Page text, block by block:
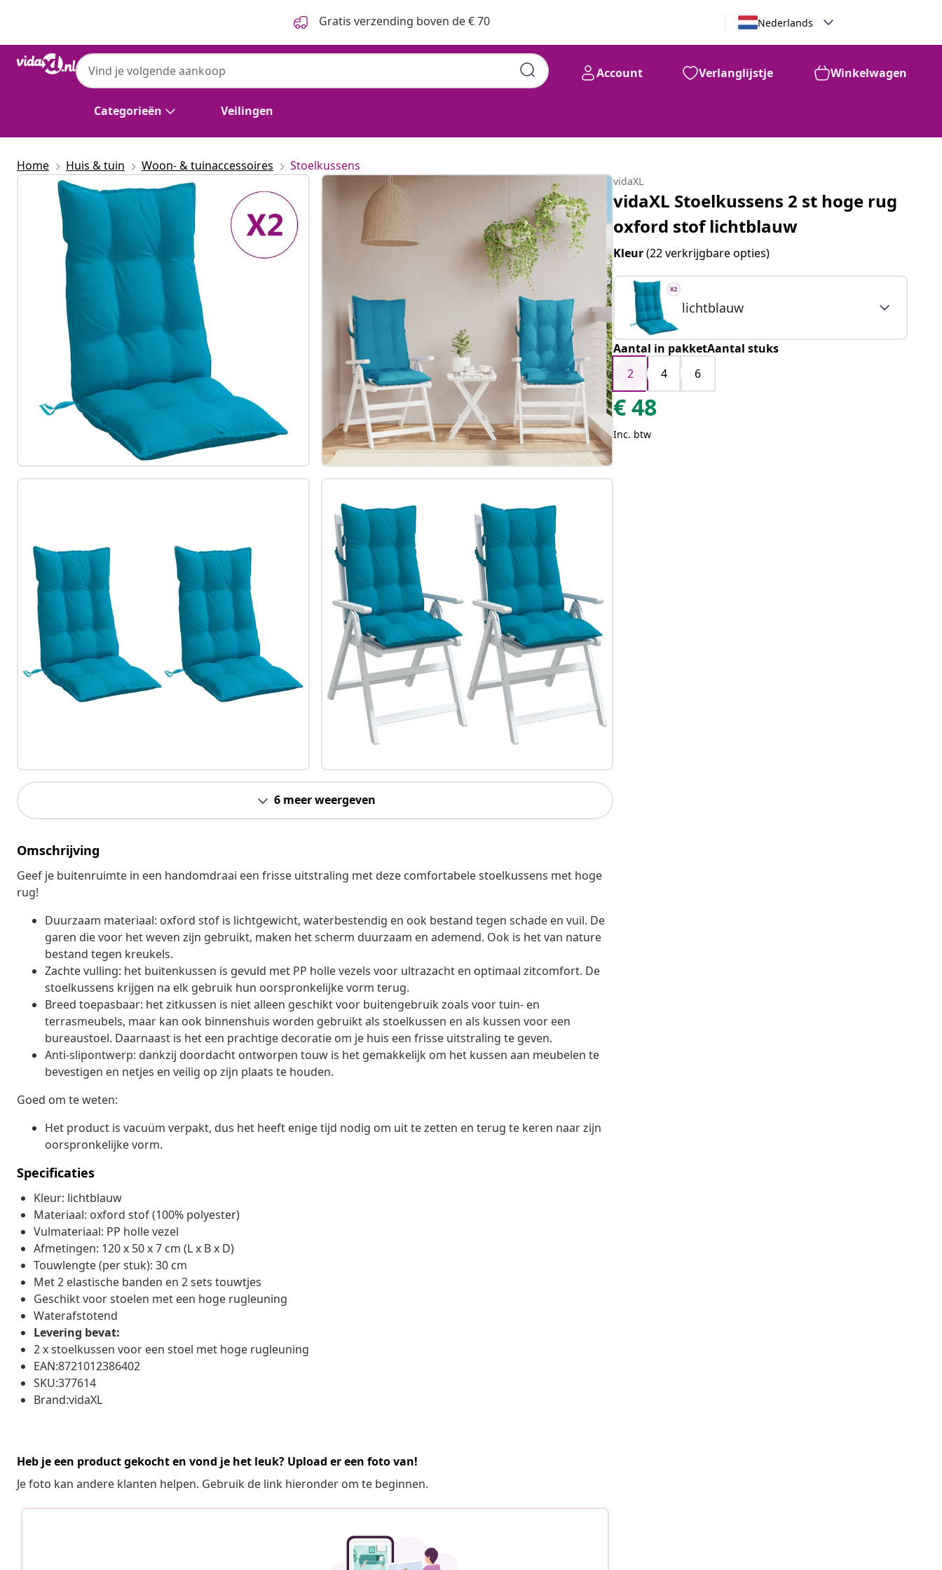
Gratis verzending boven de € 70 Nederlands
Categorieën Veilingen
Account Verlanglijstje Winkelwagen
Home Huis & tuin Woon- & tuinaccessoires Stoelkussens
6 meer weergeven
Omschrijving
Geef je buitenruimte in een handomdraai een frisse uitstraling met deze comfortabele stoelkussens met hoge
rug!
Duurzaam materiaal: oxford stof is lichtgewicht, waterbestendig en ook bestand tegen schade en vuil. De
garen die voor het weven zijn gebruikt, maken het scherm duurzaam en ademend. Ook is het van nature
bestand tegen kreukels.
Zachte vulling: het buitenkussen is gevuld met PP holle vezels voor ultrazacht en optimaal zitcomfort. De
stoelkussens krijgen na elk gebruik hun oorspronkelijke vorm terug.
Breed toepasbaar: het zitkussen is niet alleen geschikt voor buitengebruik zoals voor tuin- en
terrasmeubels, maar kan ook binnenshuis worden gebruikt als stoelkussen en als kussen voor een
bureaustoel. Daarnaast is het een prachtige decoratie om je huis een frisse uitstraling te geven.
Anti-slipontwerp: dankzij doordacht ontworpen touw is het gemakkelijk om het kussen aan meubelen te
bevestigen en netjes en veilig op zijn plaats te houden.
Goed om te weten:
Het product is vacuüm verpakt, dus het heeft enige tijd nodig om uit te zetten en terug te keren naar zijn
oorspronkelijke vorm.
Specificaties
Kleur: lichtblauw
Materiaal: oxford stof (100% polyester)
Vulmateriaal: PP holle vezel
Afmetingen: 120 x 50 x 7 cm (L x B x D)
Touwlengte (per stuk): 30 cm
Met 2 elastische banden en 2 sets touwtjes
Geschikt voor stoelen met een hoge rugleuning
Waterafstotend
Levering bevat:
2 x stoelkussen voor een stoel met hoge rugleuning
EAN:8721012386402
SKU:377614
Brand:vidaXL
Heb je een product gekocht en vond je het leuk? Upload er een foto van!
Je foto kan andere klanten helpen. Gebruik de link hieronder om te beginnen.
vidaXL
vidaXL Stoelkussens 2 st hoge rug
oxford stof lichtblauw
Kleur(22 verkrijgbare opties)
lichtblauw
Aantal in pakketAantal stuks
2
4 6
€48
Inc. btw